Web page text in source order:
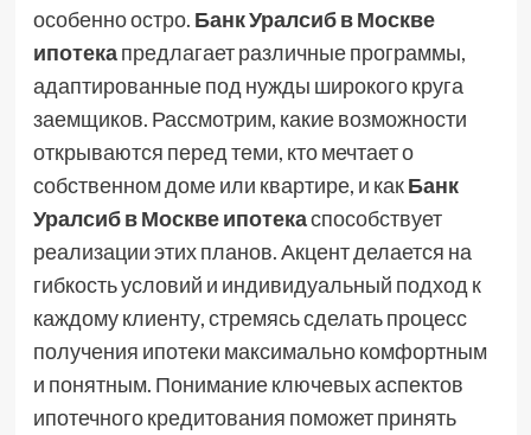
особенно остро. Банк Уралсиб в Москве
ипотекапредлагает различные программы,
адаптированные под нужды широкого круга
заемщиков. Рассмотрим, какие возможности
открываются перед теми, кто мечтает о
собственном доме или квартире, и какБанк
Уралсиб в Москве ипотекаспособствует
реализации этих планов. Акцент делается на
гибкость условий и индивидуальный подход к
каждому клиенту, стремясь сделать процесс
получения ипотеки максимально комфортным
и понятным. Понимание ключевых аспектов
ипотечного кредитования поможет принять